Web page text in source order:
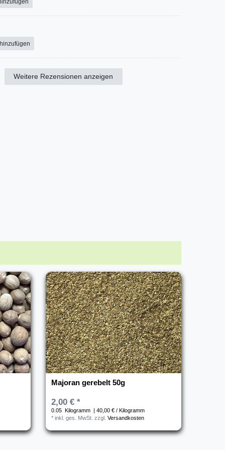
Weitere Rezensionen anzeigen
Majoran gerebelt 50g
2,00 € *
0.05 Kilogramm
| 40,00 € / Kilogramm
*inkl. ges. MwSt. zzgl.Versandkosten